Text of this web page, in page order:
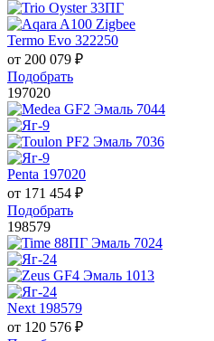
Termo Evo 322250
от 200 079 ₽
Подобрать
197020
Penta 197020
от 171 454 ₽
Подобрать
198579
Next 198579
от 120 576 ₽